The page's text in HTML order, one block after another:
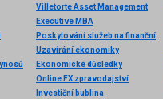
Villetorte Asset Management
Executive MBA
Poskytování služeb na finančním trhu
Uzavírání ekonomiky
Ekonomické důsledky
Online FX zpravodajství
Investiční bublina